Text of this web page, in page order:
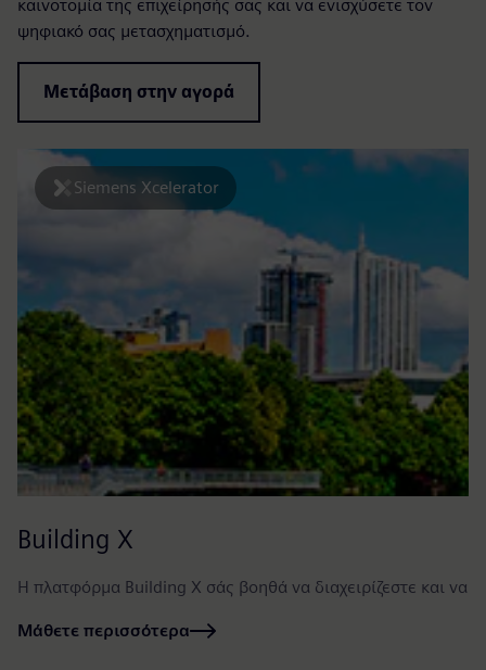
καινοτομία της επιχείρησής σας και να ενισχύσετε τον
ψηφιακό σας μετασχηματισμό.
Μετάβαση στην αγορά
Siemens Xcelerator
Building X
Η πλατφόρμα Building X σάς βοηθά να διαχειρίζεστε και να
Μάθετε περισσότερα